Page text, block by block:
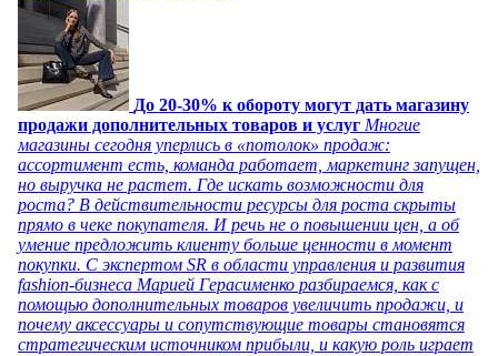
До 20-30% к обороту могут дать магазину
продажи дополнительных товаров и услуг Многие
магазины сегодня уперлись в «потолок» продаж:
ассортимент есть, команда работает, маркетинг запущен,
но выручка не растет. Где искать возможности для
роста? В действительности ресурсы для роста скрыты
прямо в чеке покупателя. И речь не о повышении цен, а об
умение предложить клиенту больше ценности в момент
покупки. С экспертом SR в области управления и развития
fashion-бизнеса Марией Герасименко разбираемся, как с
помощью дополнительных товаров увеличить продажи, и
почему аксессуары и сопутствующие товары становятся
стратегическим источником прибыли, и какую роль играет